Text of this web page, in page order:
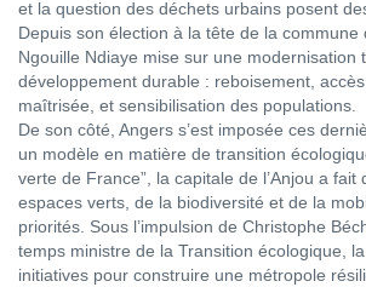
et la question des déchets urbains posent
Depuis son élection à la tête de la commune
Ngouille Ndiaye mise sur une modernisation
développement durable : reboisement,
maîtrisée, et sensibilisation des populations.
De son côté, Angers s’est imposée ces
un modèle en matière de transition
verte de France”, la capitale de l’Anjou a fait
espaces verts, de la biodiversité et de la
priorités. Sous l’impulsion de Christophe
temps ministre de la Transition écologique,
initiatives pour construire une métropole